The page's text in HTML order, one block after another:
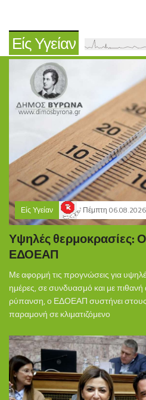
Είς Υγείαν
Είς Υγείαν Πέμπτη 06.08.2026
Υψηλές θερμοκρασίες:
ΕΔΟΕΑΠ
Με αφορμή τις προγνώσεις για
ημέρες, σε συνδυασμό και με πιθανή
ρύπανση, ο ΕΔΟΕΑΠ συστήνει
παραμονή σε κλιματιζόμενο